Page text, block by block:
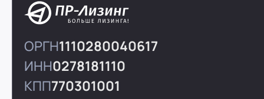
ОРГН1110280040617
ИНН0278181110
КПП770301001